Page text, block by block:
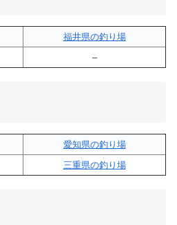
福井県の釣り場
–
愛知県の釣り場
三重県の釣り場